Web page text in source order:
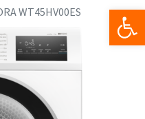
WT45HV00ES